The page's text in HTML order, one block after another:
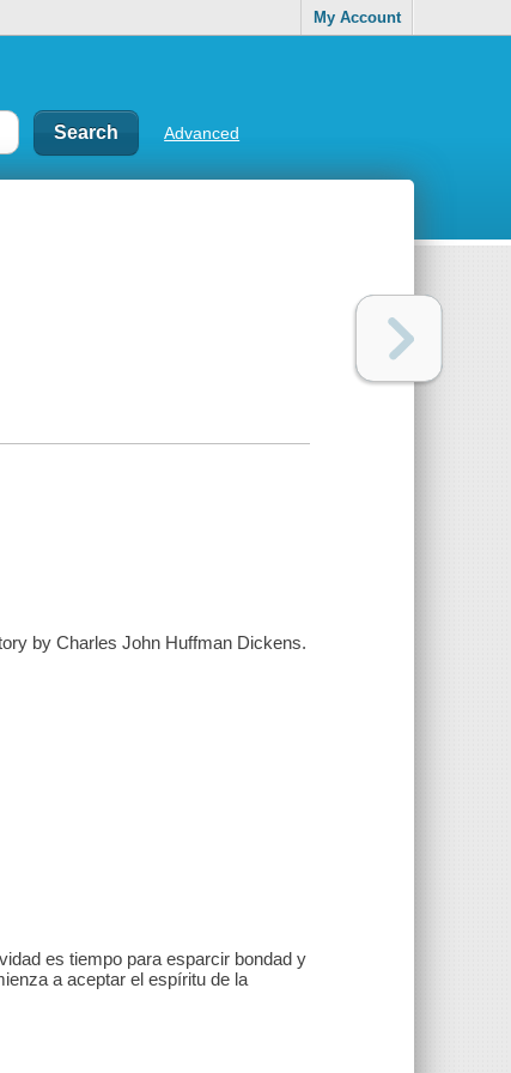
My Account
Advanced
by Charles John Huffman Dickens.
es tiempo para esparcir bondad y
a aceptar el espíritu de la